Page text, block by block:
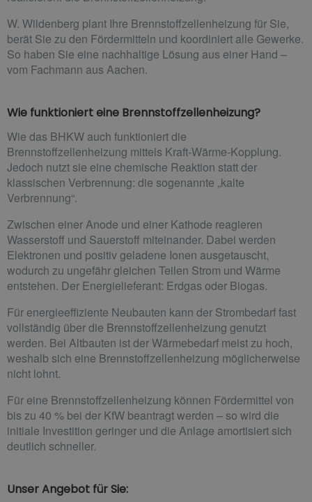
W. Wildenberg plant Ihre Brennstoffzellenheizung für Sie,
berät Sie zu den Fördermitteln und koordiniert alle Gewerke.
So haben Sie eine nachhaltige Lösung aus einer Hand –
vom Fachmann aus Aachen.
Wie funktioniert eine Brennstoffzellenheizung?
Wie das BHKW auch funktioniert die
Brennstoffzellenheizung mittels Kraft-Wärme-Kopplung.
Jedoch nutzt sie eine chemische Reaktion statt der
klassischen Verbrennung: die sogenannte „kalte
Verbrennung“.
Zwischen einer Anode und einer Kathode reagieren
Wasserstoff und Sauerstoff miteinander. Dabei werden
Elektronen und positiv geladene Ionen ausgetauscht,
wodurch zu ungefähr gleichen Teilen Strom und Wärme
entstehen. Der Energielieferant: Erdgas oder Biogas.
Für energieeffiziente Neubauten kann der Strombedarf fast
vollständig über die Brennstoffzellenheizung genutzt
werden. Bei Altbauten ist der Wärmebedarf meist zu hoch,
weshalb sich eine Brennstoffzellenheizung möglicherweise
nicht lohnt.
Für eine Brennstoffzellenheizung können Fördermittel von
bis zu 40 % bei der KfW beantragt werden – so wird die
initiale Investition geringer und die Anlage amortisiert sich
deutlich schneller.
Unser Angebot für Sie: